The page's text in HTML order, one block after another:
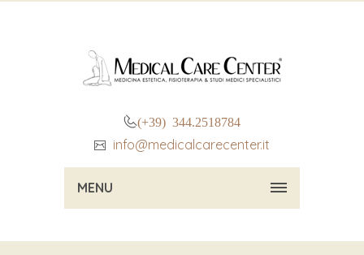
(+39) 344.2518784
info@medicalcarecenter.it
MENU